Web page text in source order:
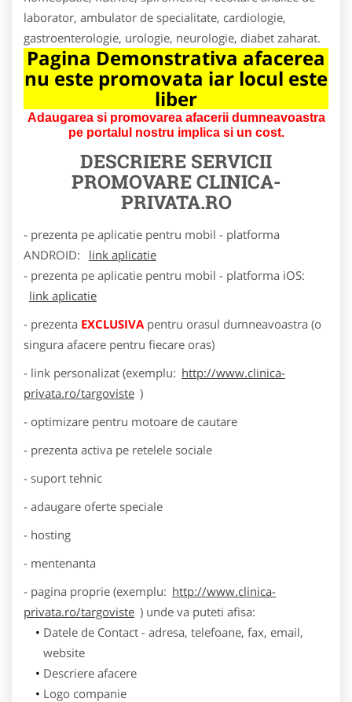
laborator, ambulator de specialitate, cardiologie,
gastroenterologie, urologie, neurologie, diabet zaharat.
Pagina Demonstrativa afacerea
nu este promovata iar locul este
liber
Adaugarea si promovarea afacerii dumneavoastra
pe portalul nostru implica si un cost.
DESCRIERE SERVICII
PROMOVARECLINICA-
PRIVATA.RO
- prezenta pe aplicatie pentru mobil - platforma
ANDROID:
link aplicatie
- prezenta pe aplicatie pentru mobil - platforma iOS:
link aplicatie
- prezenta EXCLUSIVA pentru orasul dumneavoastra (o
singura afacere pentru fiecare oras)
- link personalizat (exemplu: http://www.clinica-
privata.ro/targoviste )
- optimizare pentru motoare de cautare
- prezenta activa pe retelele sociale
- suport tehnic
- adaugare oferte speciale
- hosting
- mentenanta
- pagina proprie (exemplu: http://www.clinica-
privata.ro/targoviste ) unde va puteti afisa:
Datele de Contact - adresa, telefoane, fax, email,
website
Descriere afacere
Logo companie